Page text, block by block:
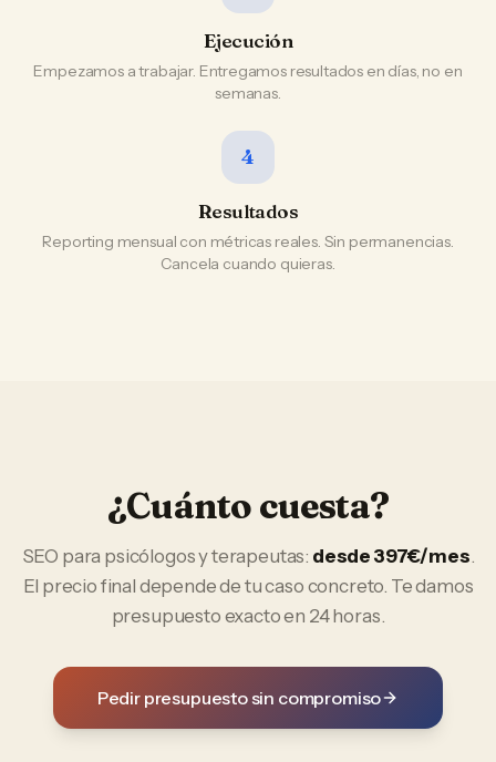
Ejecución
Empezamos a trabajar. Entregamos resultados en días, no en
semanas.
4
Resultados
Reporting mensual con métricas reales. Sin permanencias.
Cancela cuando quieras.
¿Cuánto cuesta?
SEO para psicólogos y terapeutas: desde 397€/mes.
El precio final depende de tu caso concreto. Te damos
presupuesto exacto en 24 horas.
Pedir presupuesto sin compromiso